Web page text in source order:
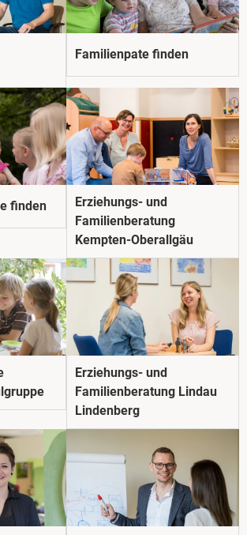
Familienpate finden
finden
Erziehungs- und
Familienberatung
Kempten-Oberallgäu
Erziehungs- und
Familienberatung Lindau
Lindenberg